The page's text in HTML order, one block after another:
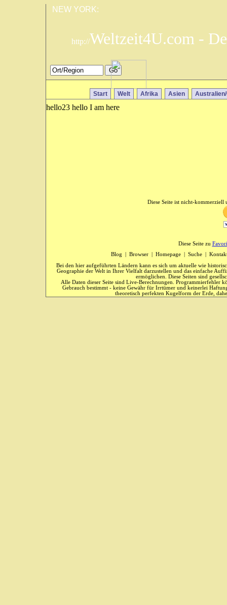
NEW YORK:
http://Weltzeit4U.com -
Start Welt Afrika Asien
hello23 hello I am here
Diese Seite ist nicht-kommerziell
Diese Seite zu
Blog
Browser| Homepage| Suche|
Bei den hier aufgeführten Ländern kann es sich um aktuelle wie
Geographie der Welt in Ihrer Vielfalt darzustellen und das einfache
ermöglichen. Diese Seiten sind
Alle Daten dieser Seite sind Live-Berechnungen. Programmierfehler
Gebrauch bestimmt - keine Gewähr für Irrtümer und keinerlei
theoretisch perfekten Kugelform der Erde,